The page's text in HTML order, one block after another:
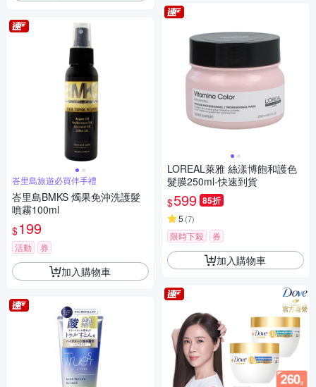
峇里島旅遊必買伴手禮
峇里島BMKS 燭果免沖洗護髮
噴霧100ml
$199
活動 券
加入購物車
LOREAL萊雅 絲漾博飽和護色
髮膜250ml-快速到貨
$599 85折
5 (7)
限時下殺 券
加入購物車